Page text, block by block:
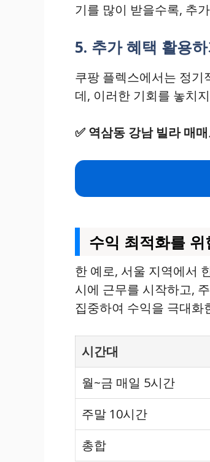
기를 많이 받을수록, 추
5. 추가 혜택 활용하
쿠팡 플렉스에서는 정기
데, 이러한 기회를 놓치
✅ 역삼동 강남 빌라 매
수익 최적화를 위
한 예로, 서울 지역에서
시에 근무를 시작하고,
집중하여 수익을 극대화
시간대
월~금 매일 5시간
주말 10시간
총합